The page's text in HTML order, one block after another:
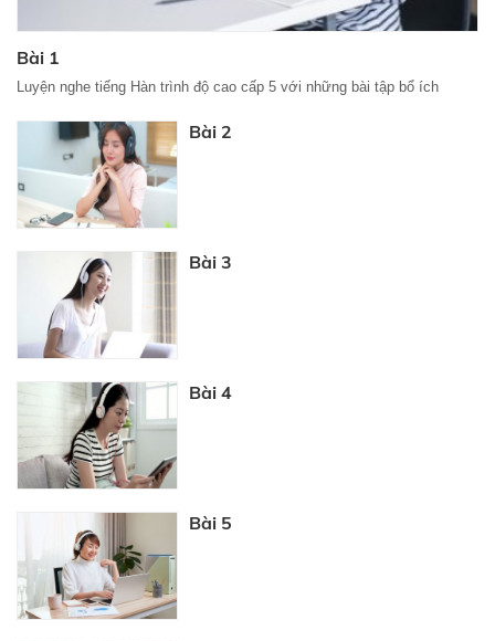
Bài 1
Luyện nghe tiếng Hàn trình độ cao cấp 5 với những bài tập bổ ích
Bài 2
Bài 3
Bài 4
Bài 5